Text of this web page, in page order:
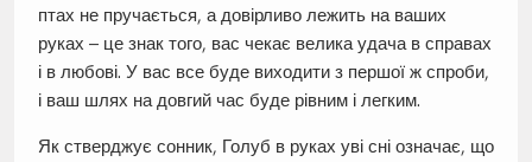
птах не пручається, а довірливо лежить на ваших
руках – це знак того, вас чекає велика удача в справах
і в любові. У вас все буде виходити з першої ж спроби,
і ваш шлях на довгий час буде рівним і легким.
Як стверджує сонник, Голуб в руках уві сні означає, що